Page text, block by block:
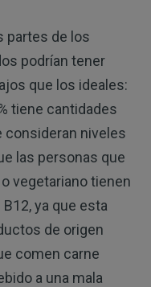
partes de los
podrían tener
que los ideales:
tiene cantidades
consideran niveles
las personas que
vegetariano tienen
ya que esta
de origen
comen carne
a una mala